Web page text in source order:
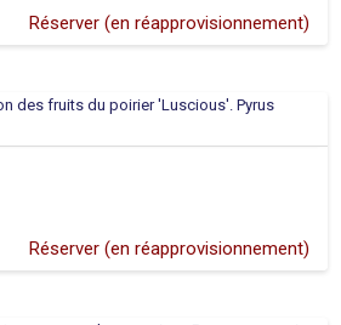
Réserver (en réapprovisionnement)
Réserver (en réapprovisionnement)